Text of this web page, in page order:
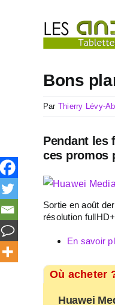
Bons
Par Thierry Lévy-
Pendant les
ces promos
Sortie en août
résolution
En savoir
Où acheter
Huawei